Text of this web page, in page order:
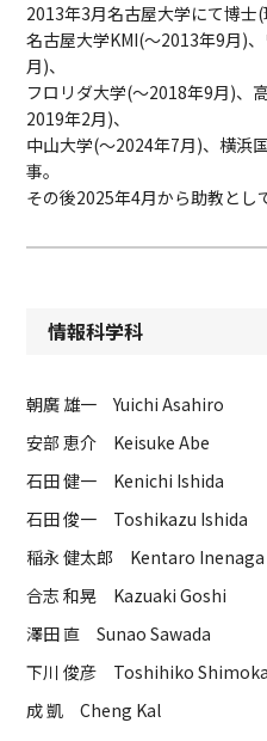
2013年3月名古屋大学にて博士
名古屋大学KMI(〜2013年9月)
月)、
フロリダ大学(〜2018年9月)、
2019年2月)、
中山大学(〜2024年7月)、横浜
事。
その後2025年4月から助教とし
情報科学科
朝廣 雄一 Yuichi Asahiro
安部 恵介 Keisuke Abe
石田 健一 Kenichi Ishida
石田 俊一 Toshikazu Ishida
稲永 健太郎 Kentaro Inenaga
合志 和晃 Kazuaki Goshi
澤田 直 Sunao Sawada
下川 俊彦 Toshihiko
成 凱 Cheng Kal